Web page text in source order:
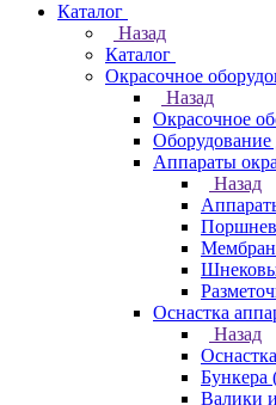
Каталог
Назад
Каталог
Окрасочное
Назад
Окрасочное
Оборудование
Аппараты
Назад
Оснастка
Назад
Бункера
Валики